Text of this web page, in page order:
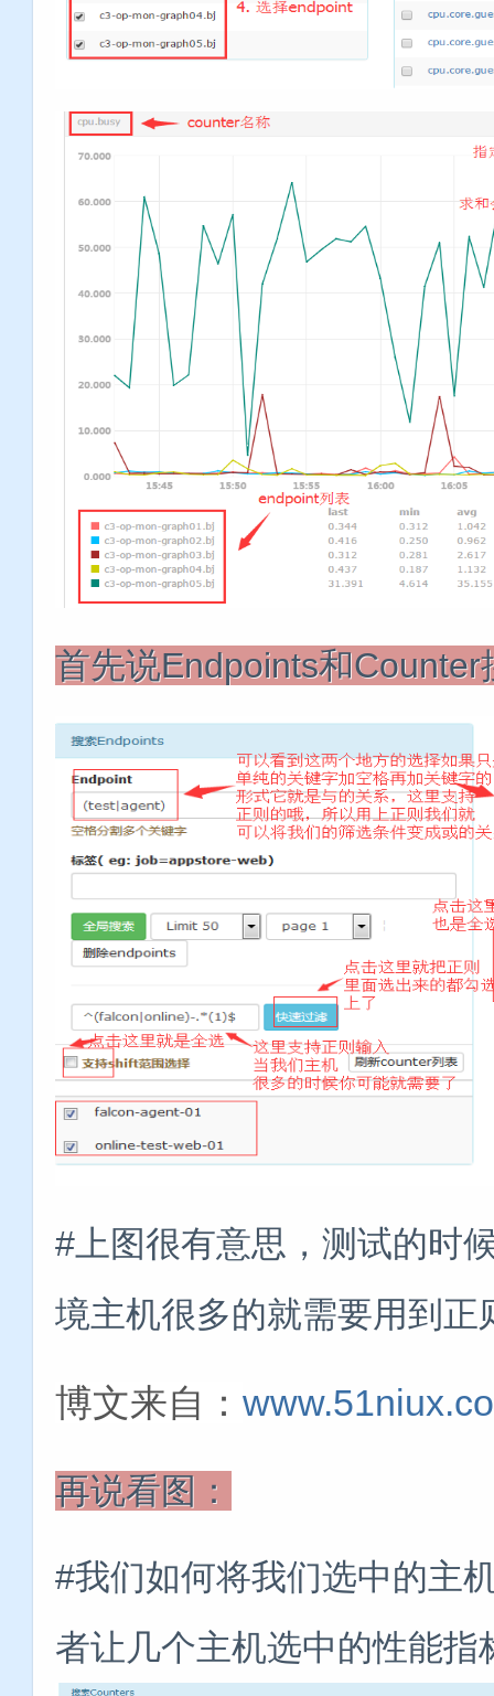
首先说Endpoints和Counter
#上图很有意思，测试的时
境主机很多的就需要用到正
博文来自：
再说看图：
#我们如何将我们选中的主
者让几个主机选中的性能